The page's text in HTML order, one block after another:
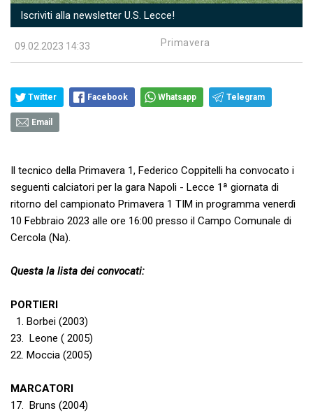
Iscriviti alla newsletter U.S. Lecce!
09.02.2023 14:33 Primavera
Twitter Facebook Whatsapp Telegram
Email
Il tecnico della Primavera 1, Federico Coppitelli ha convocato i
seguenti calciatori per la gara Napoli - Lecce 1ª giornata di
ritorno del campionato Primavera 1 TIM in programma venerdì
10 Febbraio 2023 alle ore 16:00 presso il Campo Comunale di
Cercola (Na).
Questa la lista dei convocati:
PORTIERI
1. Borbei (2003)
23. Leone ( 2005)
22. Moccia (2005)
MARCATORI
17. Bruns (2004)